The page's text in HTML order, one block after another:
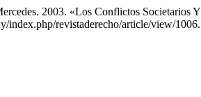
2003. «Los Conflictos Societarios
index.php/revistaderecho/article/view/1006.